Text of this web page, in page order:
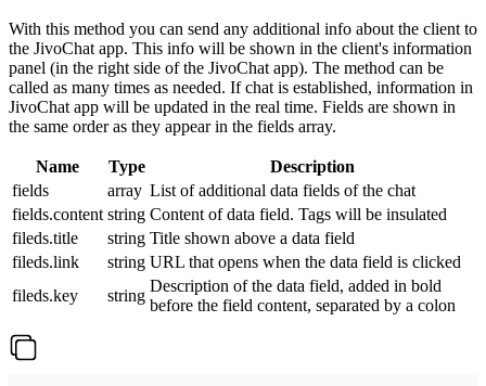
With this method you can send any additional info about the client to
the JivoChat app. This info will be shown in the client's information
panel (in the right side of the JivoChat app). The method can be
called as many times as needed. If chat is established, information in
JivoChat app will be updated in the real time. Fields are shown in
the same order as they appear in the fields array.
Name Type
Description
fields
array List of additional data fields of the chat
fields.content string Content of data field. Tags will be insulated
fileds.title
string Title shown above a data field
fileds.link
string URL that opens when the data field is clicked
fileds.key
string
Description of the data field, added in bold
before the field content, separated by a colon